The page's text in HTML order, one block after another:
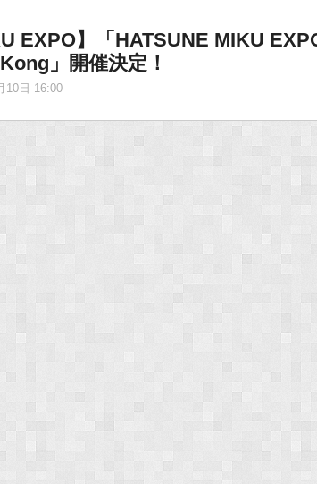
EXPO】「HATSUNE MIKU
」開催決定！
10日 16:00